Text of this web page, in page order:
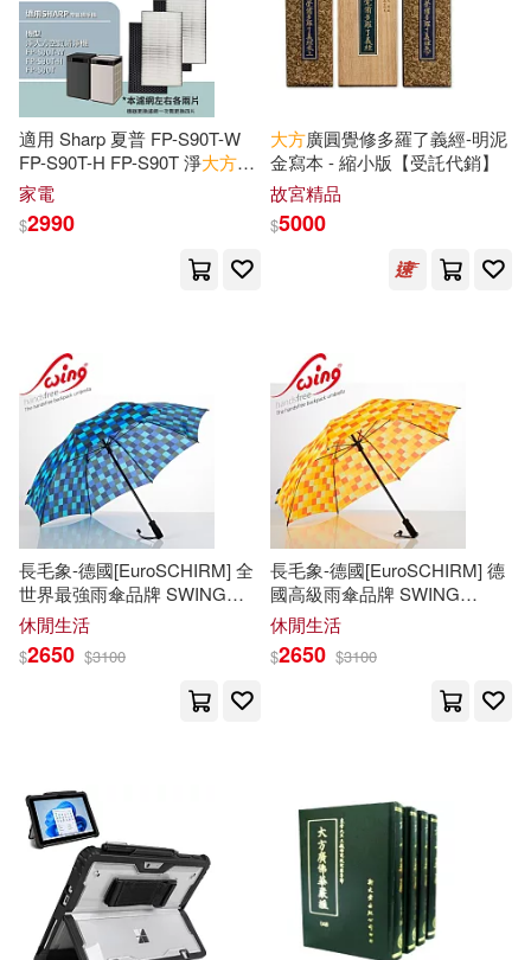
余郅(2) 修鐵(2)
傅斯年(2) 傑諾米．卡森(2)
克萊拉・朵蘭(2)
全球金融學校(2)
公務員錄用考試命題研究中心編(2)
出口仁(2)
劉健和（主編）(2) 劉大任(2)
劉奕酉(2)
劉宋 求那跋陀羅譯(2)
劉志遠，張文波(2)
劉昕傑（主編）(2)
劉穎(2) 劉麗偉（主編）(2)
劉麗娜(2)
中國發展出版社(5) 五南(5)
交通部運輸研究所(5)
人民文學出版社(5)
千華駐科技(5) 台灣角川(5)
哈爾濱工業大學出版社(5)
四川人民出版社(5)
境好出版(5) 大好書屋(5)
大寫出版(5) 大東海(5)
大樹林(5) 天下文化(5)
文物出版社(5) 未來出版社(5)
氣象出版社(5)
適用 Sharp 夏普 FP-S90T-W
FP-S90T-H FP-S90T 淨大方空
氣清淨機 HEPA+活性碳 濾網
濾芯 濾心
家電
$2990
大方廣圓覺修多羅了義經-明泥
金寫本 - 縮小版【受託代銷】
故宮精品
$5000
長毛象-德國[EuroSCHIRM] 全
世界最強雨傘品牌 SWING
HANDSFREE / 免持健行傘
(方格亮藍)
休閒生活
$2650 $3100
長毛象-德國[EuroSCHIRM] 德
國高級雨傘品牌 SWING
HANDSFREE / 免持健行傘
方格亮黃
休閒生活
$2650 $3100